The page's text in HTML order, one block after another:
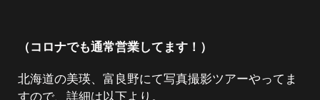
（コロナでも通常営業してます！）
北海道の美瑛、富良野にて写真撮影ツアーやってま
すので、詳細は以下より。